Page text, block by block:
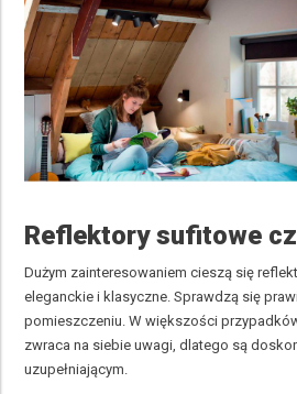
Reflektory sufitowe
Dużym zainteresowaniem cieszą się
eleganckie i klasyczne. Sprawdzą się
pomieszczeniu. W większości
zwraca na siebie uwagi, dlatego są
uzupełniającym.